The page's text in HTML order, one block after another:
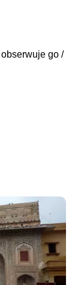
obserwuje go /